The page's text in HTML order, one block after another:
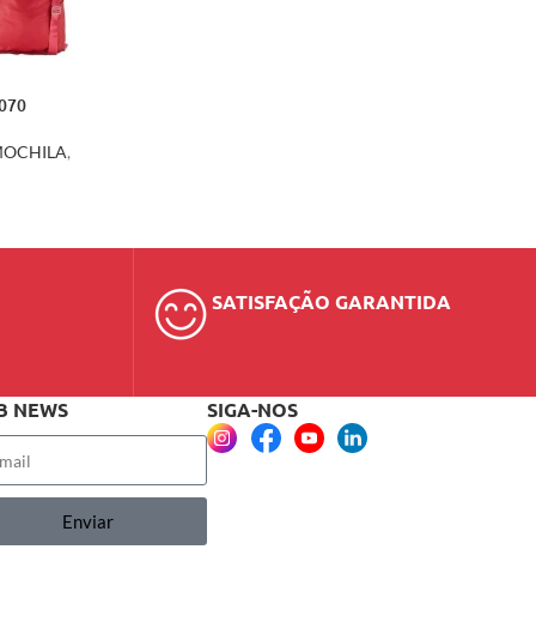
,
SATISFAÇÃO GARANTIDA
NEWS
Enviar
SIGA-NOS